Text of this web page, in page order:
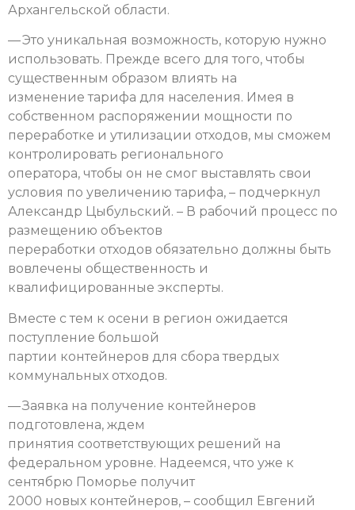
Архангельской области.
— Это уникальная возможность, которую нужно
использовать. Прежде всего для того, чтобы
существенным образом влиять на
изменение тарифа для населения. Имея в
собственном распоряжении мощности по
переработке и утилизации отходов, мы сможем
контролировать регионального
оператора, чтобы он не смог выставлять свои
условия по увеличению тарифа, – подчеркнул
Александр Цыбульский. – В рабочий процесс по
размещению объектов
переработки отходов обязательно должны быть
вовлечены общественность и
квалифицированные эксперты.
Вместе с тем к осени в регион ожидается
поступление большой
партии контейнеров для сбора твердых
коммунальных отходов.
— Заявка на получение контейнеров
подготовлена, ждем
принятия соответствующих решений на
федеральном уровне. Надеемся, что уже к
сентябрю Поморье получит
2000 новых контейнеров, – сообщил Евгений